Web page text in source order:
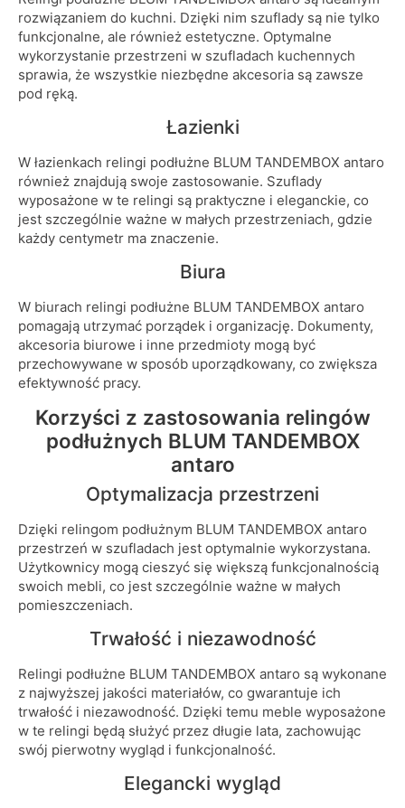
rozwiązaniem do kuchni. Dzięki nim szuflady są nie tylko
funkcjonalne, ale również estetyczne. Optymalne
wykorzystanie przestrzeni w szufladach kuchennych
sprawia, że wszystkie niezbędne akcesoria są zawsze
pod ręką.
Łazienki
W łazienkach relingi podłużne BLUM TANDEMBOX antaro
również znajdują swoje zastosowanie. Szuflady
wyposażone w te relingi są praktyczne i eleganckie, co
jest szczególnie ważne w małych przestrzeniach, gdzie
każdy centymetr ma znaczenie.
Biura
W biurach relingi podłużne BLUM TANDEMBOX antaro
pomagają utrzymać porządek i organizację. Dokumenty,
akcesoria biurowe i inne przedmioty mogą być
przechowywane w sposób uporządkowany, co zwiększa
efektywność pracy.
Korzyści z zastosowania relingów
podłużnych BLUM TANDEMBOX
antaro
Optymalizacja przestrzeni
Dzięki relingom podłużnym BLUM TANDEMBOX antaro
przestrzeń w szufladach jest optymalnie wykorzystana.
Użytkownicy mogą cieszyć się większą funkcjonalnością
swoich mebli, co jest szczególnie ważne w małych
pomieszczeniach.
Trwałość i niezawodność
Relingi podłużne BLUM TANDEMBOX antaro są wykonane
z najwyższej jakości materiałów, co gwarantuje ich
trwałość i niezawodność. Dzięki temu meble wyposażone
w te relingi będą służyć przez długie lata, zachowując
swój pierwotny wygląd i funkcjonalność.
Elegancki wygląd